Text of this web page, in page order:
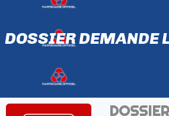
DOSSIER DEMANDE